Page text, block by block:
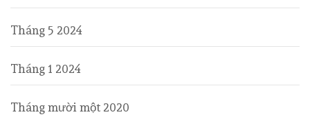
Tháng 5 2024
Tháng 1 2024
Tháng mười một 2020